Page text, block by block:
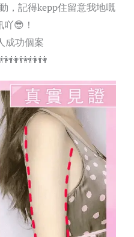
，記得kepp住留意我地嘅
吖😎 ！
成功個案
👫👫👫👫👫